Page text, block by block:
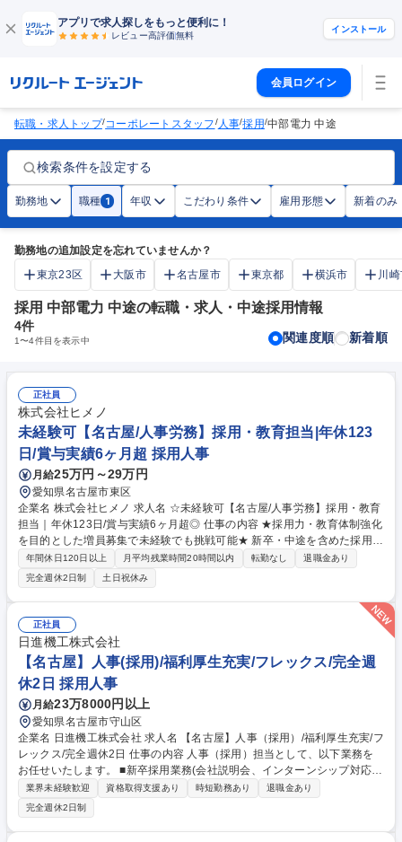
アプリで求人探しをもっと便利に！
レビュー高評価無料
インストール
会員ログイン
転職・求人トップ/コーポレートスタッフ/人事/採用/中部電力 中途
検索条件を設定する
勤務地 職種 1 年収 こだわり条件 雇用形態 新着のみ
勤務地の追加設定を忘れていませんか？
東京23区
大阪市 名古屋市 東京都 横浜市 川
採用 中部電力 中途の転職・求人・中途採用情報
4件
1〜4件目を表示中 関連度順 新着順
正社員
株式会社ヒメノ
未経験可【名古屋/人事労務】採用・教育担当|年休123
日/賞与実績6ヶ月超 採用人事
月給25万円～29万円
愛知県名古屋市東区
企業名 株式会社ヒメノ 求人名 ☆未経験可【名古屋/人事労務】採用・教育
担当｜年休123日/賞与実績6ヶ月超◎ 仕事の内容 ★採用力・教育体制強化
を目的とした増員募集で未経験でも挑戦可能★ 新卒・中途を含めた採用業
務・労務業務をお任せいたします。 【業務内容詳細】 ■新卒・中途採用
（学校訪問、説明会企画、面談等） ■教育制度の運用・改善提案 ■内定者
フォロー及び新入社員の入社後のフォロー ■労務業務 （社会保険手続き・
社員の残業時間・有給休暇・健康診断の管理等） ※月2～3回の学校訪
問、社内説明会（月5～10回）や東京本社・東北支店への出張がありま
す。 募集職種 ☆未経験可【名古屋/人事労務】採用・教育担当｜年休123
日/賞与実績6ヶ月超◎
年間休日120日以上 月平均残業時間20時間以内 転勤なし
退職金あり
完全週休2日制
土日祝休み
正社員
日進機工株式会社
【名古屋】人事(採用)/福利厚生充実/フレックス/完全週
休2日 採用人事
月給23万8000円以上
愛知県名古屋市守山区
企業名 日進機工株式会社 求人名 【名古屋】人事（採用）/福利厚生充実/フ
レックス/完全週休2日 仕事の内容 人事（採用）担当として、以下業務を
お任せいたします。 ■新卒採用業務(会社説明会、インターンシップ対応、
新卒イベント出展対応、学校訪問、内定式・入社式対応、内定者フォロ
ー、新卒入社後研修企画、新卒研修講師対応、新卒入社後フォローアップ
対応、他) ■中途採用業務(中途採用戦略立案、人材紹介会社打合せ、面接
日程調整、面接対応、他) ■人事制度立案・運営フォロー、人事施策対応、
業界未経験歓迎 資格取得支援あり 時短勤務あり
退職金あり
完全週休2日制